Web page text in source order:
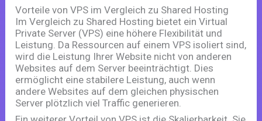
Vorteile von VPS im Vergleich zu Shared Hosting
Im Vergleich zu Shared Hosting bietet ein Virtual
Private Server (VPS) eine höhere Flexibilität und
Leistung. Da Ressourcen auf einem VPS isoliert sind,
wird die Leistung Ihrer Website nicht von anderen
Websites auf dem Server beeinträchtigt. Dies
ermöglicht eine stabilere Leistung, auch wenn
andere Websites auf dem gleichen physischen
Server plötzlich viel Traffic generieren.